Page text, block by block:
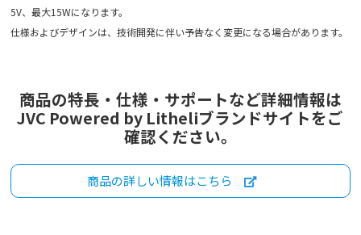
5V、最大15Wになります。
仕様およびデザインは、技術開発に伴い予告なく変更になる場合があります。
商品の特長・仕様・サポートなど詳細情報は
JVC Powered by Litheliブランドサイトをご
確認ください。
商品の詳しい情報はこちら